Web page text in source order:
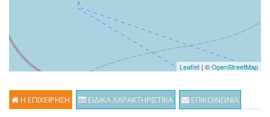
Leaflet | ©OpenStreetMap
Η ΕΠΙΧΕΙΡΗΣΗ ΕΙΔΙΚΑ ΧΑΡΑΚΤΗΡΙΣΤΙΚΑ ΕΠΙΚΟΙΝΩΝΙΑ